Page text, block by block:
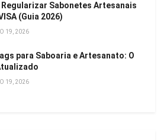
Regularizar Sabonetes Artesanais
(Guia 2026)
19, 2026
para Saboaria e Artesanato: O
19, 2026